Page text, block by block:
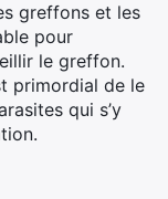
greffons et les
pour
le greffon.
primordial de le
qui s’y